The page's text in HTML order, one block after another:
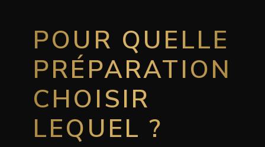
POUR QUELLE
PRÉPARATION
CHOISIR
LEQUEL ?